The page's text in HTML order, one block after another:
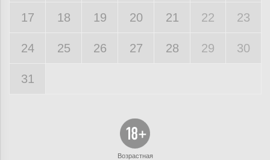
17 18 19 20 21 22 23
24 25 26 27 28 29 30
31
Возрастная